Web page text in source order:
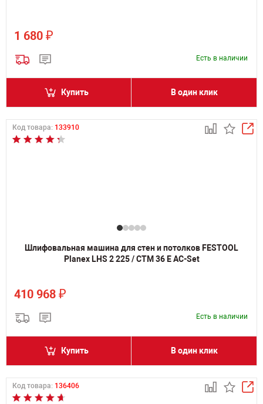
1 680 ₽
Есть в наличии
Купить В один клик
Код товара: 133910
Шлифовальная машина для стен и потолков FESTOOL
Planex LHS 2 225 / CTM 36 E AC-Set
410 968 ₽
Есть в наличии
Купить В один клик
Код товара: 136406